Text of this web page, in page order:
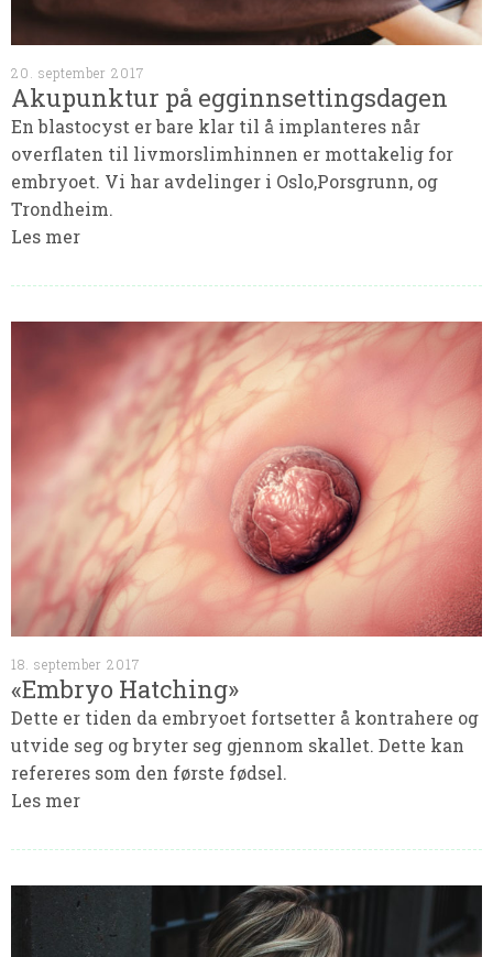
20. september 2017
Akupunktur på egginnsettingsdagen
En blastocyst er bare klar til å implanteres når
overflaten til livmorslimhinnen er mottakelig for
embryoet. Vi har avdelinger i Oslo,Porsgrunn, og
Trondheim.
Les mer
18. september 2017
«Embryo Hatching»
Dette er tiden da embryoet fortsetter å kontrahere og
utvide seg og bryter seg gjennom skallet. Dette kan
refereres som den første fødsel.
Les mer